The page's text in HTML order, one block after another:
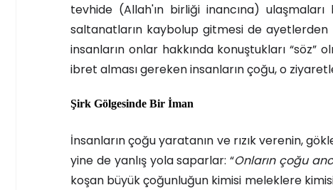
tevhide (Allah'ın birliği inancına)
saltanatların kaybolup gitmesi de
insanların onlar hakkında konuştukları “söz”
ibret alması gereken insanların çoğu, o
Şirk Gölgesinde Bir İman
İnsanların çoğu yaratanın ve rızık verenin,
yine de yanlış yola saparlar: “Onların çoğu
koşan büyük çoğunluğun kimisi meleklere